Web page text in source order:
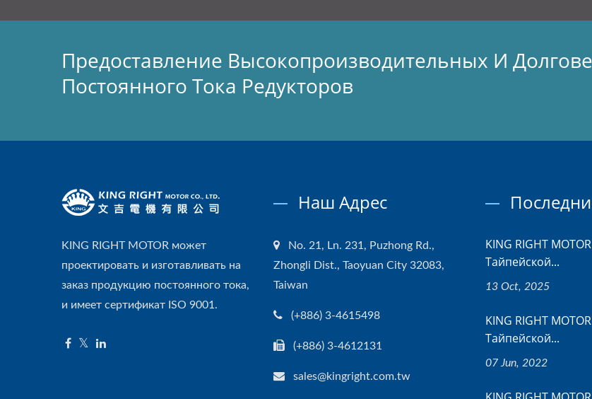
Предоставление Высокопроизводительных И
Постоянного Тока Редукторов
KING RIGHT MOTOR может
проектировать и изготавливать на
заказ продукцию постоянного тока,
и имеет сертификат ISO 9001.
Наш Адрес
No. 21, Ln. 231, Puzhong Rd.,
Zhongli Dist., Taoyuan City 32083,
Taiwan
(+886) 3-4615498
(+886) 3-4612131
sales@kingright.com.tw
KING RIGHT
Тайпейской...
13 Oct, 2025
KING RIGHT
Тайпейской...
07 Jun, 2022